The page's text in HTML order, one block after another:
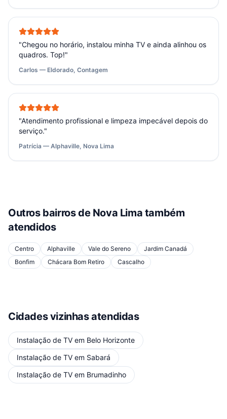
"Chegou no horário, instalou minha TV e ainda alinhou os
quadros. Top!"
Carlos — Eldorado, Contagem
"Atendimento profissional e limpeza impecável depois do
serviço."
Patrícia — Alphaville, Nova Lima
Outros bairros de Nova Lima também
atendidos
Centro Alphaville Vale do Sereno
Jardim Canadá
Bonfim
Chácara Bom Retiro Cascalho
Cidades vizinhas atendidas
Instalação de TV em Belo Horizonte
Instalação de TV em Sabará
Instalação de TV em Brumadinho